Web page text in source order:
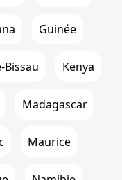
Guinée
Bissau Kenya
Madagascar
Maurice